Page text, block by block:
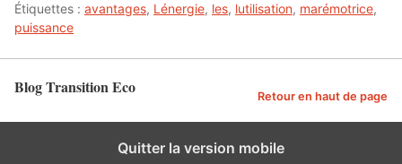
Étiquettes : avantages, Lénergie, les, lutilisation, marémotrice,
puissance
Blog Transition Eco Retour en haut de page
Quitter la version mobile